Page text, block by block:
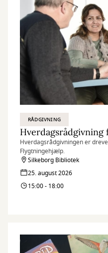
RÅDGIVNING
Hverdagsrådgivningen er
Flygtningehjælp.
Silkeborg Bibliotek
25. august 2026
15:00 - 18:00